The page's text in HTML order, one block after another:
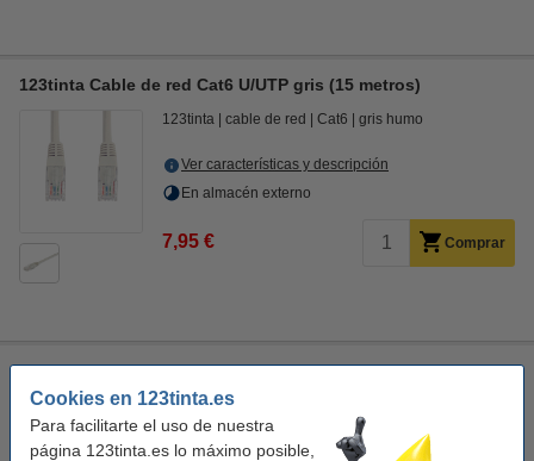
Cookies en 123tinta.es
Para facilitarte el uso de nuestra
página 123tinta.es lo máximo posible,
123tinta Cable de red Cat6 U/UTP gris (15 metros)
123tinta cable de red Cat6 gris humo
Ver características y descripción
En almacén externo
7,95 € Comprar
123tinta Cable de red Cat7 S/FTP gris (1 metro)
123tinta cable de red
Ver características y descripción